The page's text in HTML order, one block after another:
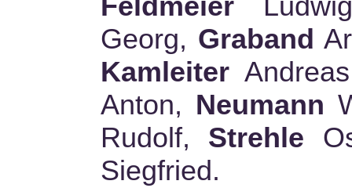
Georg, Graband
Kamleiter
Anton, Neumann
Rudolf, Strehle
Siegfried.